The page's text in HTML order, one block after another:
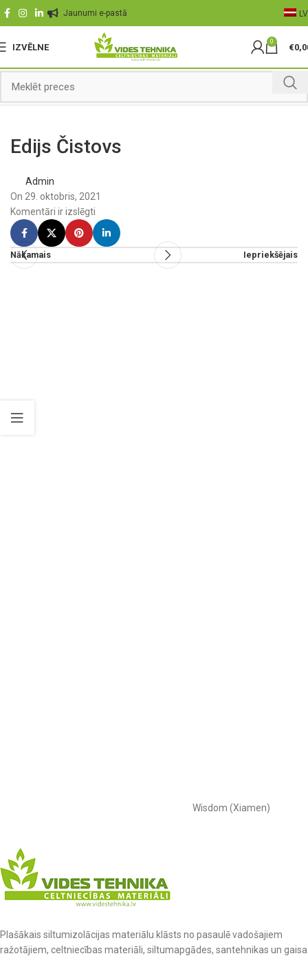
Jaunumi e-pastā LV
IZVĒLNE
0
€
Edijs Čistovs
Admin
On 29. oktobris, 2021
Komentāri ir izslēgti
Nākamais Iepriekšējais
Wisdom (Xiamen)
Plašākais siltumizolācijas materiālu klāsts no pasaulē vadošajiem
ražotājiem, celtniecības materiāli, siltumapgādes, santehnikas un gaisa